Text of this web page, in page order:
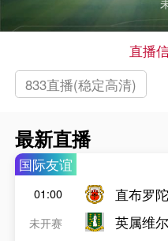
直播
833直播(稳定高清)
最新直播
国际友谊
01:00
未开赛
直布罗陀
英属维